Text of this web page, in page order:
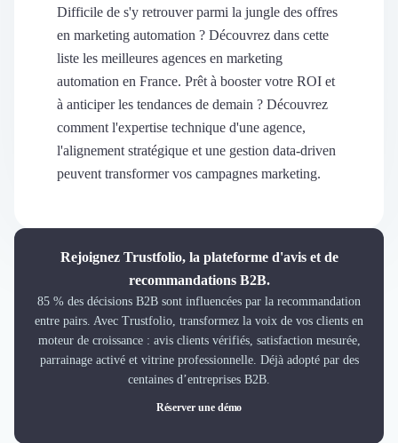
Découvrir le média
Demander une démo
Connexion
Teambuilding
Conseil en Management et Organisation
Gestion paie
Coaching
Difficile de s'y retrouver parmi la jungle des offres
en marketing automation ? Découvrez dans cette
liste les meilleures agences en marketing
automation en France. Prêt à booster votre ROI et
à anticiper les tendances de demain ? Découvrez
comment l'expertise technique d'une agence,
l'alignement stratégique et une gestion data-driven
peuvent transformer vos campagnes marketing.
Rejoignez Trustfolio, la plateforme d'avis et de
recommandations B2B.
85 % des décisions B2B sont influencées par la recommandation
entre pairs. Avec Trustfolio, transformez la voix de vos clients en
moteur de croissance : avis clients vérifiés, satisfaction mesurée,
parrainage activé et vitrine professionnelle. Déjà adopté par des
centaines d’entreprises B2B.
Réserver une démo